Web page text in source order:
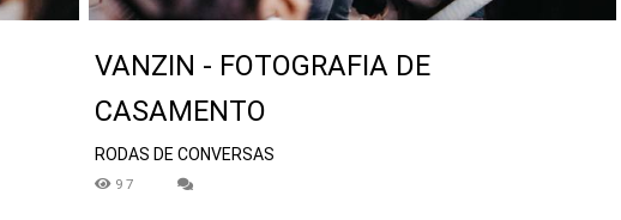
VANZIN - FOTOGRAFIA DE
CASAMENTO
RODAS DE CONVERSAS
97